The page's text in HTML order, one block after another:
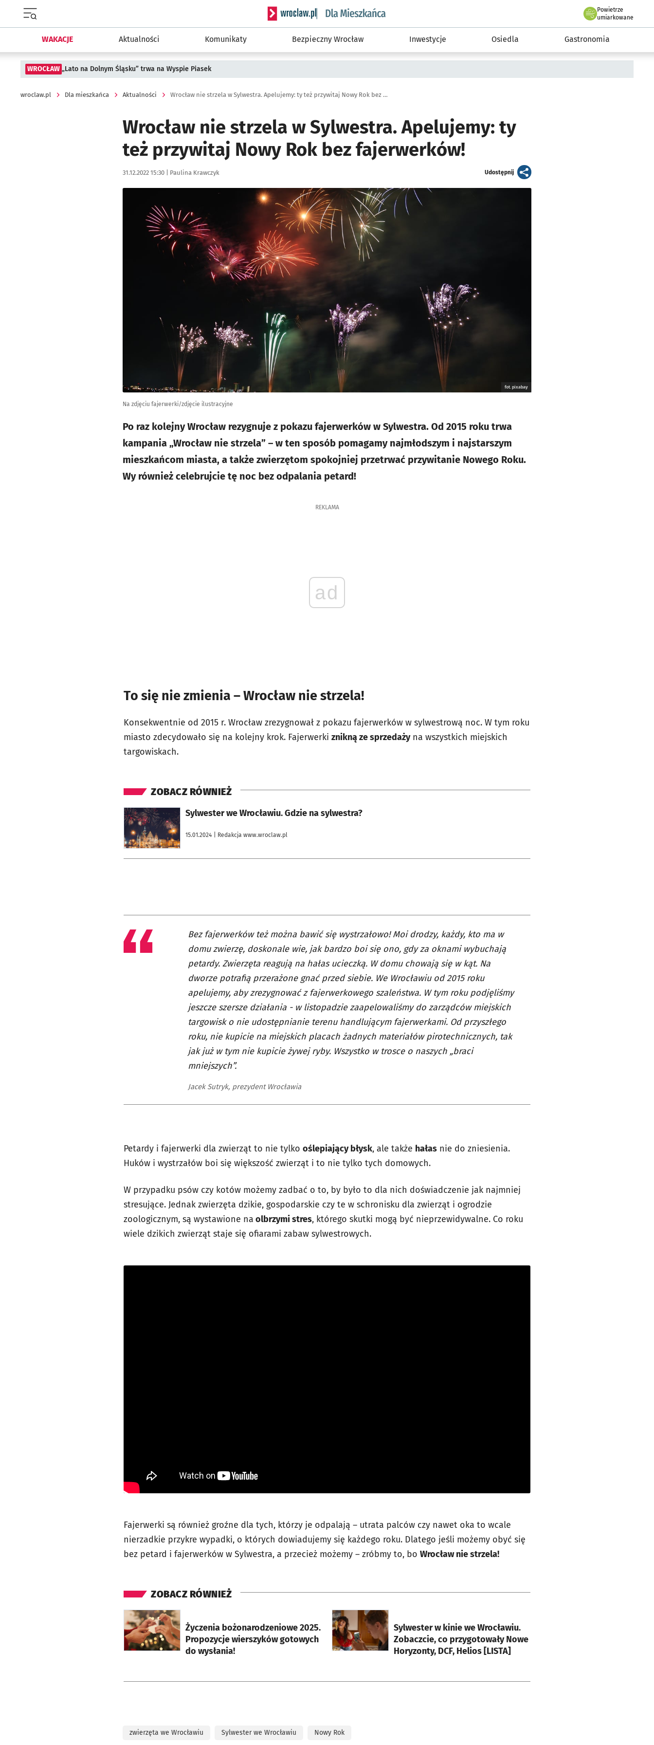
Serwis informacyjny wroclaw.pl podserwis: Dla mieszkańca
Powietrze
we Wrocławiu
umiarkowane
WAKACJE Aktualności Komunikaty Bezpieczny Wrocław Inwestycje Osiedla Gastronomia
WROCŁAW „Lato na Dolnym Śląsku” trwa na Wyspie Piasek
wroclaw.pl Dla mieszkańca Aktualności Wrocław nie strzela w Sylwestra. Apelujemy: ty też przywitaj Nowy Rok bez fajerwerków!
Wrocław nie strzela w Sylwestra. Apelujemy: ty
też przywitaj Nowy Rok bez fajerwerków!
Data publikacji:
31.12.2022 15:30 | Autor:
Paulina Krawczyk Udostępnijartykuł
fot. pixabay
Na zdjęciu fajerwerki/zdjęcie ilustracyjne
Po raz kolejny Wrocław rezygnuje z pokazu fajerwerków w Sylwestra. Od 2015 roku trwa
kampania „Wrocław nie strzela” – w ten sposób pomagamy najmłodszym i najstarszym
mieszkańcom miasta, a także zwierzętom spokojniej przetrwać przywitanie Nowego Roku.
Wy również celebrujcie tę noc bez odpalania petard!
REKLAMA
ad
To się nie zmienia – Wrocław nie strzela!
Konsekwentnie od 2015 r. Wrocław zrezygnował z pokazu fajerwerków w sylwestrową noc. W tym roku
miasto zdecydowało się na kolejny krok. Fajerwerki znikną ze sprzedażyna wszystkich miejskich
targowiskach.
ZOBACZ RÓWNIEŻ
Sylwester we Wrocławiu. Gdzie na sylwestra?
15.01.2024 | Redakcja www.wroclaw.pl
otworzy się w nowej karcie
Bez fajerwerków też można bawić się wystrzałowo! Moi drodzy, każdy, kto ma w
domu zwierzę, doskonale wie, jak bardzo boi się ono, gdy za oknami wybuchają
petardy. Zwierzęta reagują na hałas ucieczką. W domu chowają się w kąt. Na
dworze potrafią przerażone gnać przed siebie. We Wrocławiu od 2015 roku
apelujemy, aby zrezygnować z fajerwerkowego szaleństwa. W tym roku podjęliśmy
jeszcze szersze działania - w listopadzie zaapelowaliśmy do zarządców miejskich
targowisk o nie udostępnianie terenu handlującym fajerwerkami. Od przyszłego
roku, nie kupicie na miejskich placach żadnych materiałów pirotechnicznych, tak
jak już w tym nie kupicie żywej ryby. Wszystko w trosce o naszych „braci
mniejszych”.
Jacek Sutryk, prezydent Wrocławia
Petardy i fajerwerki dla zwierząt to nie tylko oślepiający błysk, ale także hałas nie do zniesienia.
Huków i wystrzałów boi się większość zwierząt i to nie tylko tych domowych.
W przypadku psów czy kotów możemy zadbać o to, by było to dla nich doświadczenie jak najmniej
stresujące. Jednak zwierzęta dzikie, gospodarskie czy te w schronisku dla zwierząt i ogrodzie
zoologicznym, są wystawione na olbrzymi stres, którego skutki mogą być nieprzewidywalne. Co roku
wiele dzikich zwierząt staje się ofiarami zabaw sylwestrowych.
Fajerwerki są również groźne dla tych, którzy je odpalają – utrata palców czy nawet oka to wcale
nierzadkie przykre wypadki, o których dowiadujemy się każdego roku. Dlatego jeśli możemy obyć się
bez petard i fajerwerków w Sylwestra, a przecież możemy – zróbmy to, bo Wrocław nie strzela!
ZOBACZ RÓWNIEŻ
Życzenia bożonarodzeniowe 2025.
Propozycje wierszyków gotowych
do wysłania!
otworzy się w nowej karcie
Sylwester w kinie we Wrocławiu.
Zobaczcie, co przygotowały Nowe
Horyzonty, DCF, Helios [LISTA]
otworzy się w nowej karcie
zwierzęta we Wrocławiu Sylwester we Wrocławiu Nowy Rok